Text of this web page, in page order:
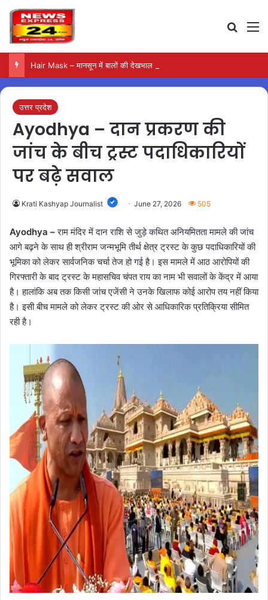
Hair Mask – मानसून में बालों की देखभाल के लिए आजमाएं अंडे का मास्क
उत्तर प्रदेश
Ayodhya – दान प्रकरण की
जांच के बीच ट्रस्ट पदाधिकारियों
पर बढ़े सवाल
Krati Kashyap Journalist June 27, 2026 505
Ayodhya –राम मंदिर में दान राशि से जुड़े कथित अनियमितता मामले की जांच
आगे बढ़ने के साथ ही श्रीराम जन्मभूमि तीर्थ क्षेत्र ट्रस्ट के कुछ पदाधिकारियों की
भूमिका को लेकर सार्वजनिक चर्चा तेज हो गई है। इस मामले में आठ आरोपियों की
गिरफ्तारी के बाद ट्रस्ट के महासचिव चंपत राय का नाम भी सवालों के केंद्र में आया
है। हालांकि अब तक किसी जांच एजेंसी ने उनके खिलाफ कोई आरोप तय नहीं किया
है। इसी बीच मामले को लेकर ट्रस्ट की ओर से आधिकारिक प्रतिक्रिया सीमित
रही है।